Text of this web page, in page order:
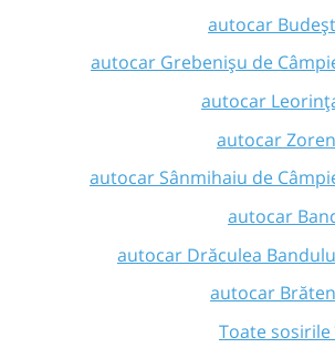
autocar
autocar Grebenișu de
autocar
autocar
autocar Sânmihaiu de
autocar
autocar Drăculea
autocar
Toate sosirile